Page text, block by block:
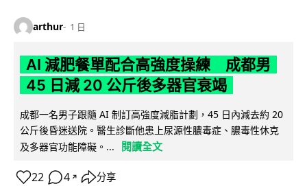
arthur 1 日
AI 減肥餐單配合高強度操練 成都男
45 日減 20 公斤後多器官衰竭
成都一名男子跟隨 AI 制訂高強度減脂計劃，45 日內減去約 20
公斤後昏迷送院。醫生診斷他患上尿源性膿毒症、膿毒性休克
及多器官功能障礙。...
閱讀全文
22 4 ↗ 分享